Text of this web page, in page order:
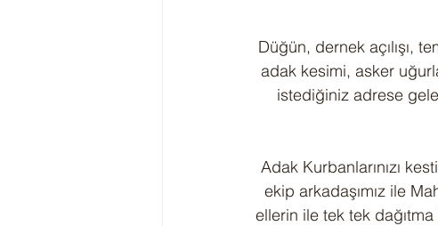
Düğün, dernek açılışı,
adak kesimi, asker
istediğiniz adrese
Adak Kurbanlarınızı
ekip arkadaşımız ile
ellerin ile tek tek